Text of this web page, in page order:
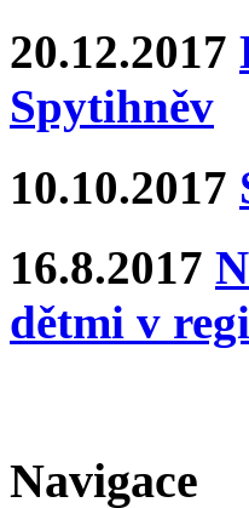
20.12.2017
Spytihněv
10.10.2017
16.8.2017
dětmi v
Navigace